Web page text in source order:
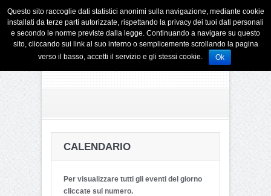
CALENDARIO
Per visualizzare tutti gli eventi del giorno
cliccate sul numero.
Questo sito raccoglie dati statistici anonimi sulla navigazione, mediante cookie
installati da terze parti autorizzate, rispettando la privacy dei tuoi dati personali
e secondo le norme previste dalla legge. Continuando a navigare su questo
sito, cliccando sui link al suo interno o semplicemente scrollando la pagina
verso il basso, accetti il servizio e gli stessi cookie.
Ok